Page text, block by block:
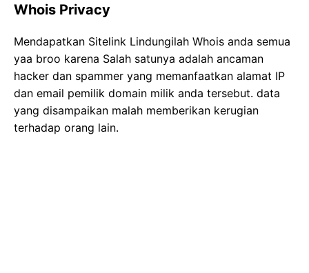
Whois Privacy
Mendapatkan Sitelink Lindungilah Whois anda semua
yaa broo karena Salah satunya adalah ancaman
hacker dan spammer yang memanfaatkan alamat IP
dan email pemilik domain milik anda tersebut. data
yang disampaikan malah memberikan kerugian
terhadap orang lain.